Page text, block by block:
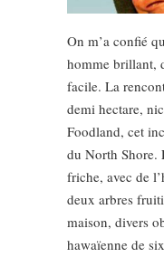
On m’a confié
homme brillant,
facile. La
demi hectare,
Foodland, cet
du North Shore.
friche, avec de
deux arbres
maison, divers
hawaïenne de